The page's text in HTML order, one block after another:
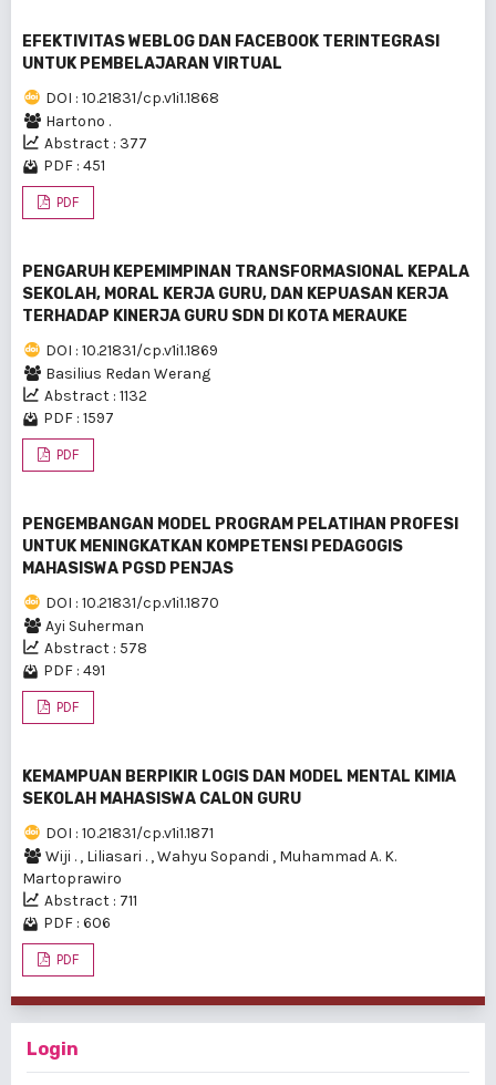
EFEKTIVITAS WEBLOG DAN FACEBOOK TERINTEGRASI
UNTUK PEMBELAJARAN VIRTUAL
DOI : 10.21831/cp.v1i1.1868
Hartono .
Abstract : 377
PDF : 451
PDF
PENGARUH KEPEMIMPINAN TRANSFORMASIONAL KEPALA
SEKOLAH, MORAL KERJA GURU, DAN KEPUASAN KERJA
TERHADAP KINERJA GURU SDN DI KOTA MERAUKE
DOI : 10.21831/cp.v1i1.1869
Basilius Redan Werang
Abstract : 1132
PDF : 1597
PDF
PENGEMBANGAN MODEL PROGRAM PELATIHAN PROFESI
UNTUK MENINGKATKAN KOMPETENSI PEDAGOGIS
MAHASISWA PGSD PENJAS
DOI : 10.21831/cp.v1i1.1870
Ayi Suherman
Abstract : 578
PDF : 491
PDF
KEMAMPUAN BERPIKIR LOGIS DAN MODEL MENTAL KIMIA
SEKOLAH MAHASISWA CALON GURU
DOI : 10.21831/cp.v1i1.1871
Wiji . , Liliasari . ,Wahyu Sopandi , Muhammad A. K.
Martoprawiro
Abstract : 711
PDF : 606
PDF
Login